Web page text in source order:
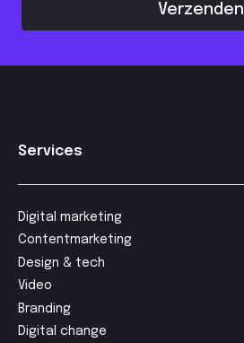
Verzenden
Services
Digital marketing
Contentmarketing
Design & tech
Video
Branding
Digital change